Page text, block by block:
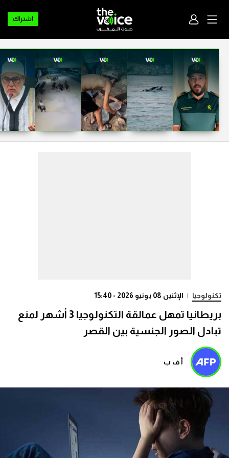
اشتراك
تكنولوجيا | الإثنين 08 يونيو 2026 - 15:40
بريطانيا تمهل عمالقة التكنولوجيا 3 أشهر لمنع
تبادل الصور الجنسية بين القصر
أ ف ب